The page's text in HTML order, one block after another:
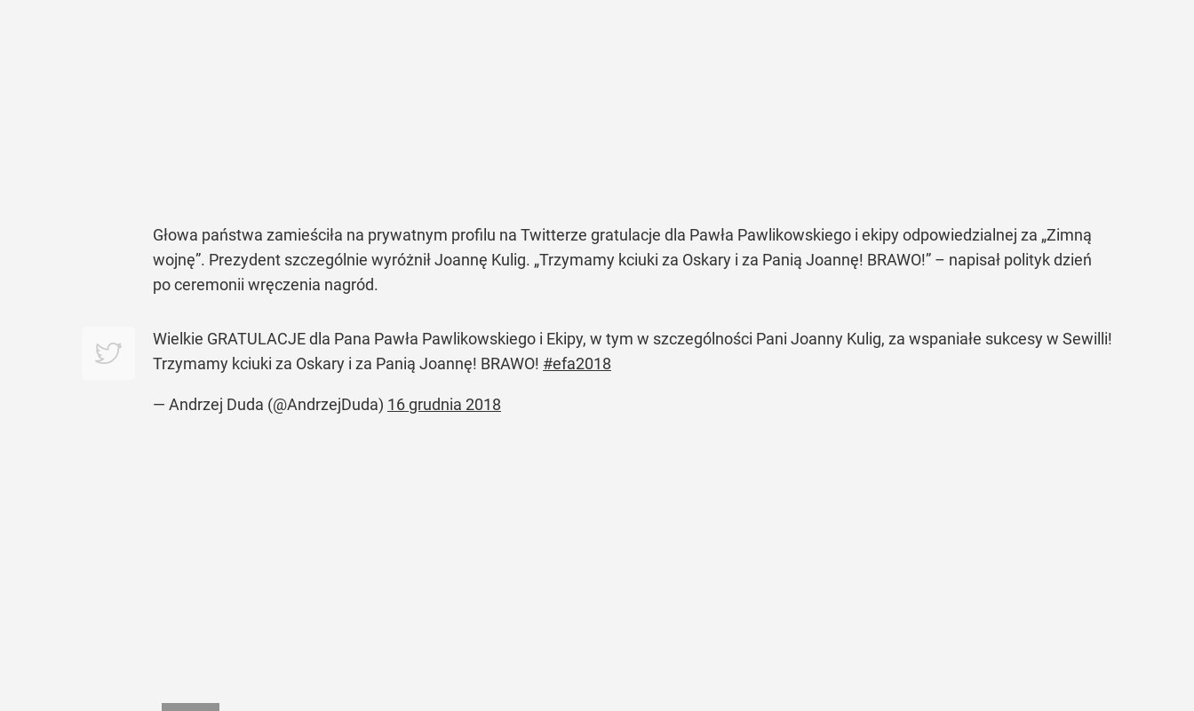
Głowa państwa zamieściła na prywatnym profilu na Twitterze gratulacje dla Pawła Pawlikowskiego i ekipy odpowiedzialnej za „Zimną
wojnę”. Prezydent szczególnie wyróżnił Joannę Kulig. „Trzymamy kciuki za Oskary i za Panią Joannę! BRAWO!” – napisał polityk dzień
po ceremonii wręczenia nagród.
Wielkie GRATULACJE dla Pana Pawła Pawlikowskiego i Ekipy, w tym w szczególności Pani Joanny Kulig, za wspaniałe sukcesy w Sewilli!
Trzymamy kciuki za Oskary i za Panią Joannę! BRAWO! #efa2018
— Andrzej Duda (@AndrzejDuda) 16 grudnia 2018